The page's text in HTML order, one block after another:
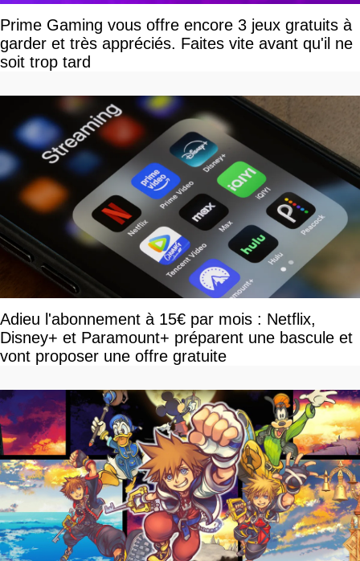
Prime Gaming vous offre encore 3 jeux gratuits à
garder et très appréciés. Faites vite avant qu'il ne
soit trop tard
Adieu l'abonnement à 15€ par mois : Netflix,
Disney+ et Paramount+ préparent une bascule et
vont proposer une offre gratuite